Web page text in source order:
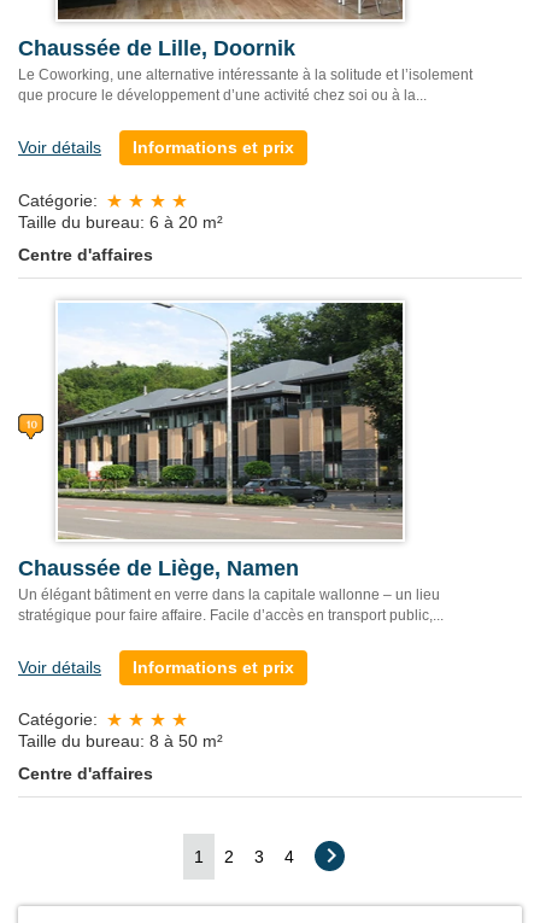
Chaussée de Lille, Doornik
Le Coworking, une alternative intéressante à la solitude et l’isolement
que procure le développement d’une activité chez soi ou à la...
Voir détails Informations et prix
Catégorie:
Taille du bureau: 6 à 20 m²
Centre d'affaires
Chaussée de Liège, Namen
Un élégant bâtiment en verre dans la capitale wallonne – un lieu
stratégique pour faire affaire. Facile d’accès en transport public,...
Voir détails Informations et prix
Catégorie:
Taille du bureau: 8 à 50 m²
Centre d'affaires
1 2 3 4